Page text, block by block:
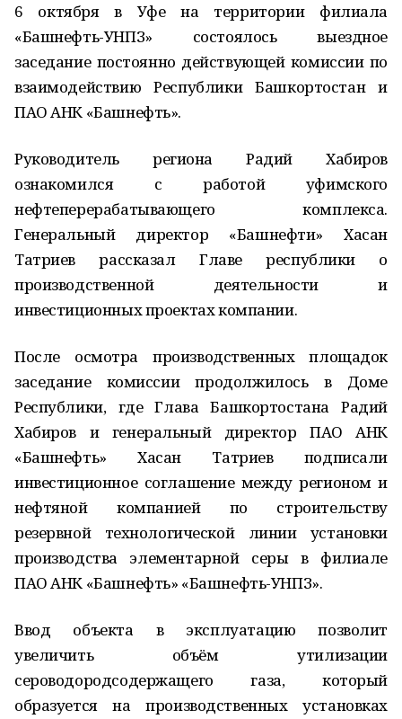
6 октября в Уфе на территории филиала
«Башнефть-УНПЗ» состоялось выездное
заседание постоянно действующей комиссии по
взаимодействию Республики Башкортостан и
ПАО АНК «Башнефть».
Руководитель региона Радий Хабиров
ознакомился с работой уфимского
нефтеперерабатывающего комплекса.
Генеральный директор «Башнефти» Хасан
Татриев рассказал Главе республики о
производственной деятельности и
инвестиционных проектах компании.
После осмотра производственных площадок
заседание комиссии продолжилось в Доме
Республики, где Глава Башкортостана Радий
Хабиров и генеральный директор ПАО АНК
«Башнефть» Хасан Татриев подписали
инвестиционное соглашение между регионом и
нефтяной компанией по строительству
резервной технологической линии установки
производства элементарной серы в филиале
ПАО АНК «Башнефть» «Башнефть-УНПЗ».
Ввод объекта в эксплуатацию позволит
увеличить объём утилизации
сероводородсодержащего газа, который
образуется на производственных установках